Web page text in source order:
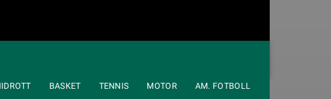
BASKET TENNIS MOTOR AM. FOTBOLL